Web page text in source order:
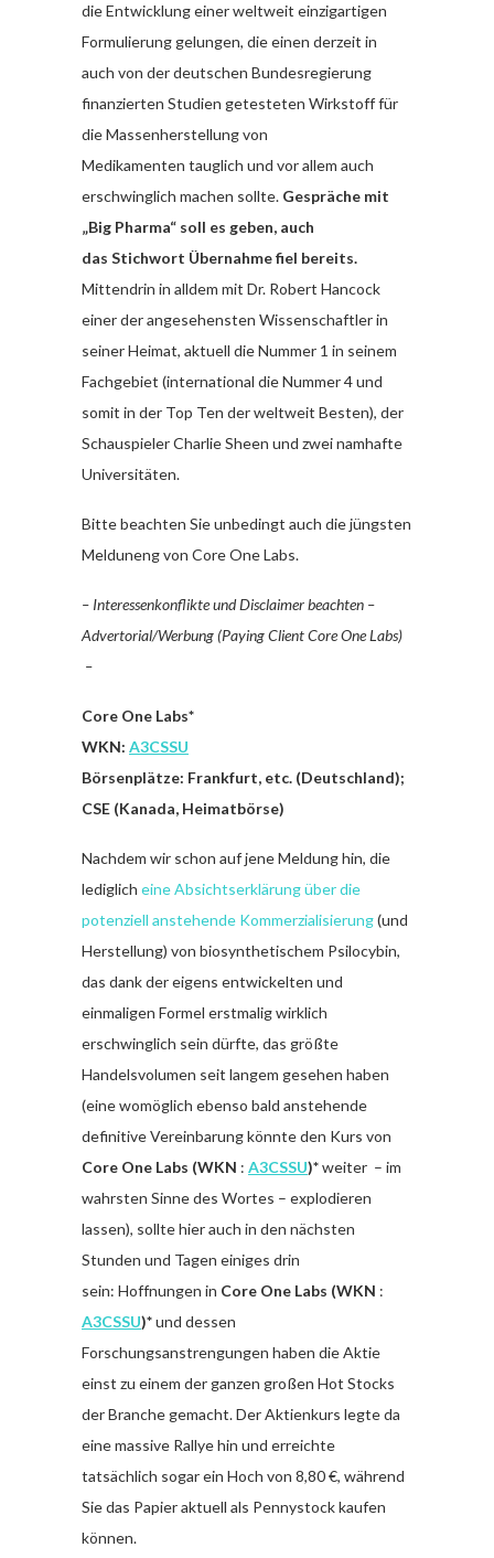
die Entwicklung einer weltweit einzigartigen
Formulierung gelungen, die einen derzeit in
auch von der deutschen Bundesregierung
finanzierten Studien getesteten Wirkstoff für
die Massenherstellung von
Medikamenten tauglich und vor allem auch
erschwinglich machen sollte. Gespräche mit
„Big Pharma“ soll es geben, auch
das Stichwort Übernahme fiel bereits.
Mittendrin in alldem mit Dr. Robert Hancock
einer der angesehensten Wissenschaftler in
seiner Heimat, aktuell die Nummer 1 in seinem
Fachgebiet (international die Nummer 4 und
somit in der Top Ten der weltweit Besten), der
Schauspieler Charlie Sheen und zwei namhafte
Universitäten.
Bitte beachten Sie unbedingt auch die jüngsten
Melduneng von Core One Labs.
– Interessenkonflikte und Disclaimer beachten –
Advertorial/Werbung (Paying Client Core One Labs)
–
Core One Labs*
WKN: A3CSSU
Börsenplätze: Frankfurt, etc. (Deutschland);
CSE (Kanada, Heimatbörse)
Nachdem wir schon auf jene Meldung hin, die
lediglich eine Absichtserklärung über die
potenziell anstehende Kommerzialisierung(und
Herstellung) von biosynthetischem Psilocybin,
das dank der eigens entwickelten und
einmaligen Formel erstmalig wirklich
erschwinglich sein dürfte, das größte
Handelsvolumen seit langem gesehen haben
(eine womöglich ebenso bald anstehende
definitive Vereinbarung könnte den Kurs von
Core One Labs (WKN : A3CSSU)*weiter – im
wahrsten Sinne des Wortes – explodieren
lassen), sollte hier auch in den nächsten
Stunden und Tagen einiges drin
sein: Hoffnungen in Core One Labs (WKN :
A3CSSU)*und dessen
Forschungsanstrengungen haben die Aktie
einst zu einem der ganzen großen Hot Stocks
der Branche gemacht. Der Aktienkurs legte da
eine massive Rallye hin und erreichte
tatsächlich sogar ein Hoch von 8,80 €, während
Sie das Papier aktuell als Pennystock kaufen
können.